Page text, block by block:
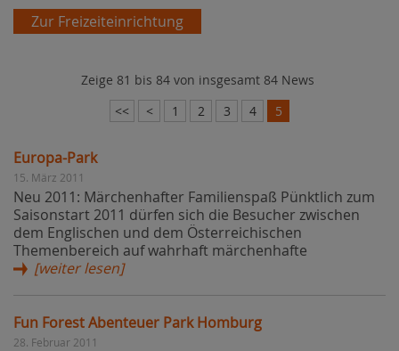
Zur Freizeiteinrichtung
Zeige 81 bis 84 von insgesamt 84 News
<<
< 1 2 3 4 5
Europa-Park
15. März 2011
Neu 2011: Märchenhafter Familienspaß Pünktlich zum
Saisonstart 2011 dürfen sich die Besucher zwischen
dem Englischen und dem Österreichischen
Themenbereich auf wahrhaft märchenhafte
[weiter lesen]
Fun Forest Abenteuer Park Homburg
28. Februar 2011